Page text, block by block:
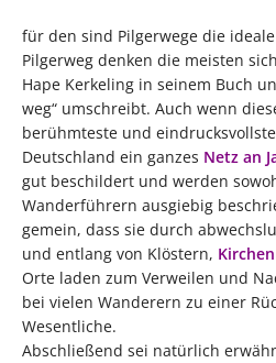
für den sind Pilgerwege die
Pilgerweg denken die meisten
Hape Kerkeling in seinem Buch
weg“ umschreibt. Auch wenn
berühmteste und
Deutschland ein ganzes Netz an
gut beschildert und werden
Wanderführern ausgiebig
gemein, dass sie durch
und entlang von Klöstern, Kirchen
Orte laden zum Verweilen und
bei vielen Wanderern zu einer
Wesentliche.
Abschließend sei natürlich